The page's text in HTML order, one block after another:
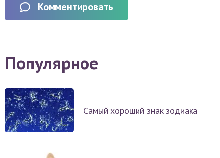
Комментировать
Популярное
Самый хороший знак зодиака